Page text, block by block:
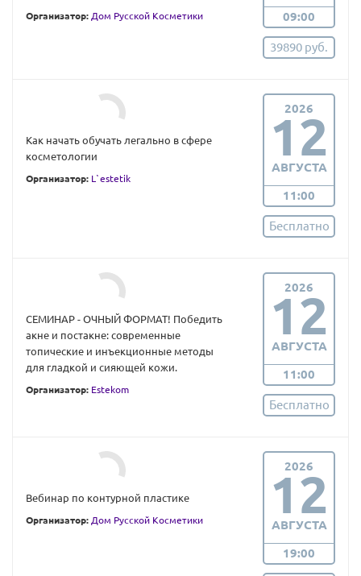
Организатор: Дом Русской Косметики 09:00
39890 руб.
Как начать обучать легально в сфере
косметологии
Организатор: L`estetik
2026
12
АВГУСТА
11:00
Бесплатно
СЕМИНАР - ОЧНЫЙ ФОРМАТ! Победить
акне и постакне: современные
топические и инъекционные методы
для гладкой и сияющей кожи.
Организатор: Estekom
2026
12
АВГУСТА
11:00
Бесплатно
Вебинар по контурной пластике
Организатор: Дом Русской Косметики
2026
12
АВГУСТА
19:00